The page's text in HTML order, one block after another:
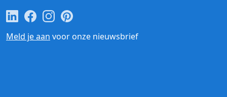
Cateraar.nl op LinkedIn
Cateraar.nl op Facebook
Cateraar.nl op Instagram
Cateraar.nl op Pinterest
Meld je aan voor onze nieuwsbrief